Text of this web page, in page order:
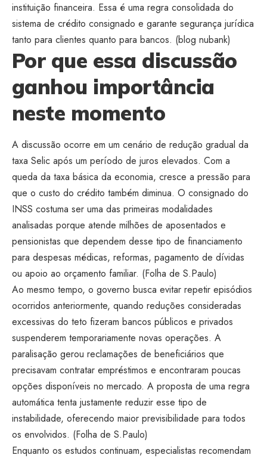
instituição financeira. Essa é uma regra consolidada do
sistema de crédito consignado e garante segurança jurídica
tanto para clientes quanto para bancos. (blog nubank)
Por que essa discussão
ganhou importância
neste momento
A discussão ocorre em um cenário de redução gradual da
taxa Selic após um período de juros elevados. Com a
queda da taxa básica da economia, cresce a pressão para
que o custo do crédito também diminua. O consignado do
INSS costuma ser uma das primeiras modalidades
analisadas porque atende milhões de aposentados e
pensionistas que dependem desse tipo de financiamento
para despesas médicas, reformas, pagamento de dívidas
ou apoio ao orçamento familiar. (Folha de S.Paulo)
Ao mesmo tempo, o governo busca evitar repetir episódios
ocorridos anteriormente, quando reduções consideradas
excessivas do teto fizeram bancos públicos e privados
suspenderem temporariamente novas operações. A
paralisação gerou reclamações de beneficiários que
precisavam contratar empréstimos e encontraram poucas
opções disponíveis no mercado. A proposta de uma regra
automática tenta justamente reduzir esse tipo de
instabilidade, oferecendo maior previsibilidade para todos
os envolvidos. (Folha de S.Paulo)
Enquanto os estudos continuam, especialistas recomendam